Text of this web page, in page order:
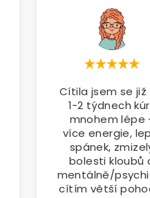
Cítila jsem se již
1-2 týdnech
mnohem lépe
více energie,
spánek,
bolesti kloubů
mentálně/
cítím větší